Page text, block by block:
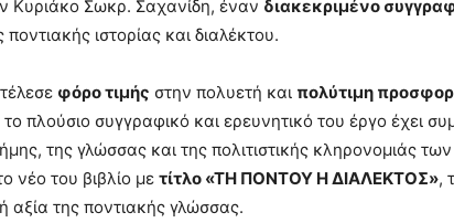
Κυριάκο Σωκρ. Σαχανίδη, έναν διακεκριμένο
ιστορίας και διαλέκτου.
φόρο τιμής στην πολυετή και πολύτιμη
πλούσιο συγγραφικό και ερευνητικό του έργο έχει
της γλώσσας και της πολιτιστικής κληρονομιάς
νέο του βιβλίο με τίτλο «ΤΗ ΠΟΝΤΟΥ Η ΔΙΑΛΕΚΤΟΣ»,
αξία της ποντιακής γλώσσας.